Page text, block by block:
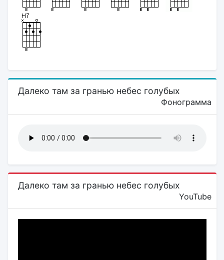
Далеко там за гранью небес голубых
Фонограмма
Далеко там за гранью небес голубых
YouTube